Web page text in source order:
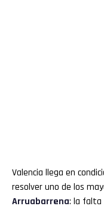
Valencia llega en
resolver uno de los
Arruabarrena: la falta